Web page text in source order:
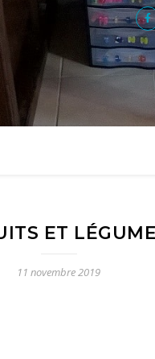
ET
11 novembre 2019